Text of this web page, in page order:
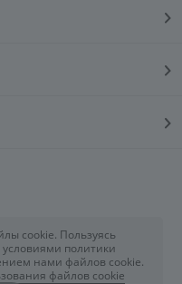
cookie. Пользуясь
политики
нами файлов cookie.
файлов cookie
нам через